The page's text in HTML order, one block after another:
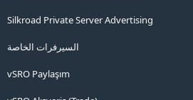
Silkroad Private Server Advertising
السيرفرات الخاصة
vSRO Paylaşım